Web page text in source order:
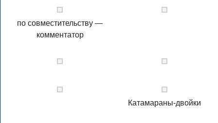
по совместительству —
комментатор
Катамараны-двойки